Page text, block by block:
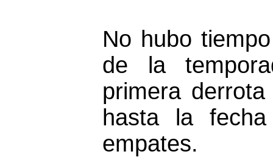
No hubo
de la
primera
hasta la
empates.